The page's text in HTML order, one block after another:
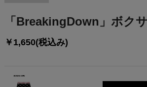
「BreakingDown」ボク
￥1,650(税込み)